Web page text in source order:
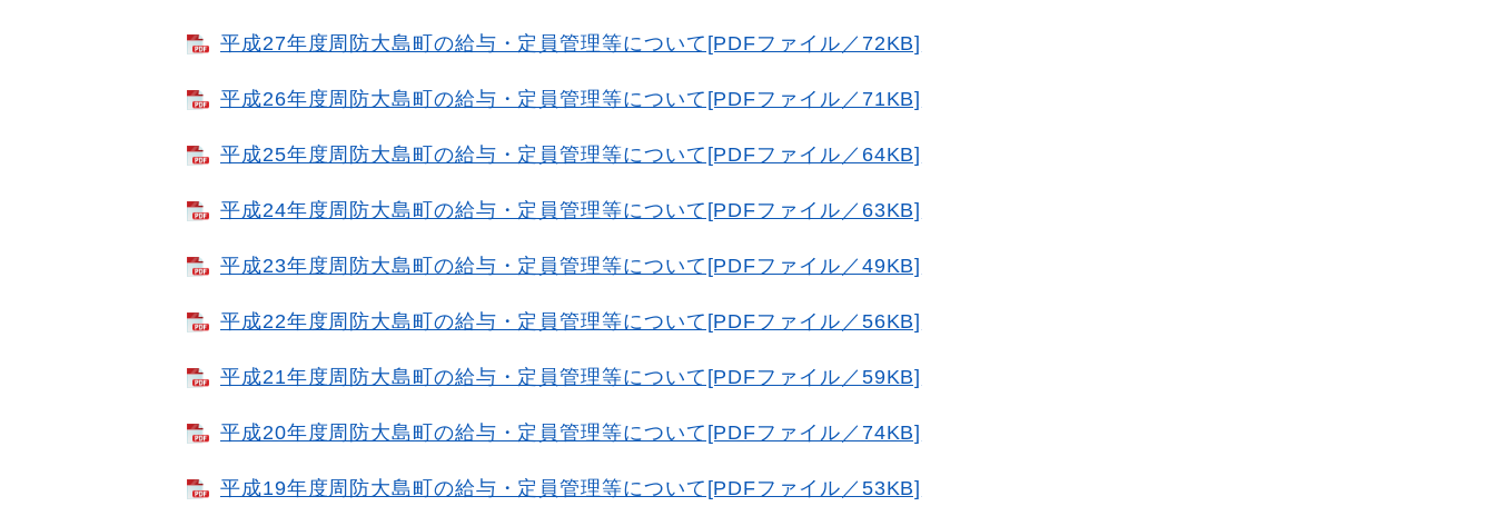
平成27年度周防大島町の給与・定員管理等について[PDFファイル／72KB]
平成26年度周防大島町の給与・定員管理等について[PDFファイル／71KB]
平成25年度周防大島町の給与・定員管理等について[PDFファイル／64KB]
平成24年度周防大島町の給与・定員管理等について[PDFファイル／63KB]
平成23年度周防大島町の給与・定員管理等について[PDFファイル／49KB]
平成22年度周防大島町の給与・定員管理等について[PDFファイル／56KB]
平成21年度周防大島町の給与・定員管理等について[PDFファイル／59KB]
平成20年度周防大島町の給与・定員管理等について[PDFファイル／74KB]
平成19年度周防大島町の給与・定員管理等について[PDFファイル／53KB]